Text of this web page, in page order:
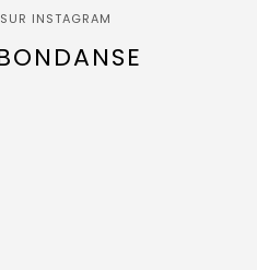
INSTAGRAM